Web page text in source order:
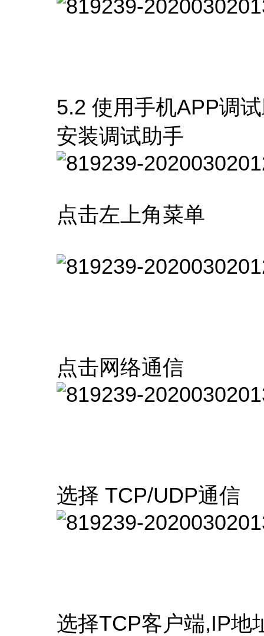
5.2 使用手机APP调
安装调试助手
点击左上角菜单
点击网络通信
选择 TCP/UDP通信
选择TCP客户端,IP地